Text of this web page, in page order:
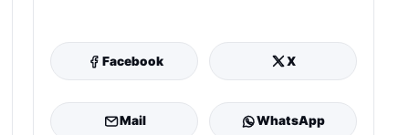
Facebook X
Mail WhatsApp